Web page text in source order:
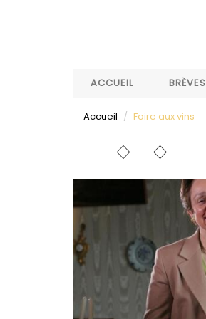
ACCUEIL
BRÈVES
Accueil Foire aux vins